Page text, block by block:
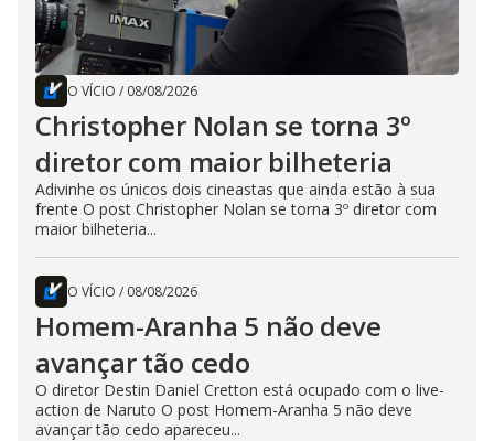
O VÍCIO / 08/08/2026
Christopher Nolan se torna 3º
diretor com maior bilheteria
Adivinhe os únicos dois cineastas que ainda estão à sua
frente O post Christopher Nolan se torna 3º diretor com
maior bilheteria...
O VÍCIO / 08/08/2026
Homem-Aranha 5 não deve
avançar tão cedo
O diretor Destin Daniel Cretton está ocupado com o live-
action de Naruto O post Homem-Aranha 5 não deve
avançar tão cedo apareceu...